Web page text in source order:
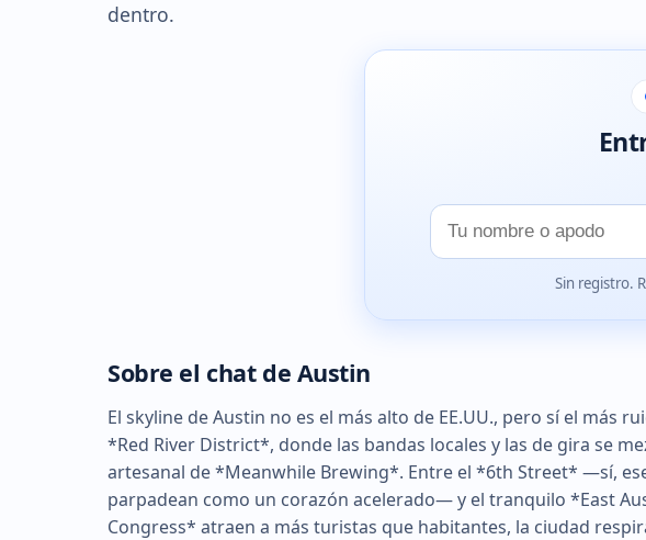
dentro.
Tu
nombre
Sin registro.
Sobre el chat de Austin
El skyline de Austin no es el más alto de EE.UU., pero sí el más
*Red River District*, donde las bandas locales y las de gira se
artesanal de *Meanwhile Brewing*. Entre el *6th Street* —sí,
parpadean como un corazón acelerado— y el tranquilo *East
Congress* atraen a más turistas que habitantes, la ciudad